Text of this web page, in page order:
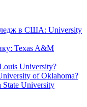
в США: University
Texas A&M
University?
of Oklahoma?
University